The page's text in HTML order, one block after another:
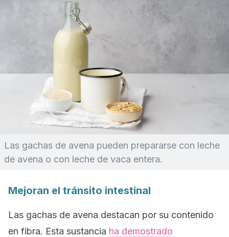
Las gachas de avena pueden prepararse con leche
de avena o con leche de vaca entera.
Mejoran el tránsito intestinal
Las gachas de avena destacan por su contenido
en fibra. Esta sustancia ha demostrado